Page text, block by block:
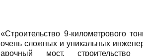
«Строительство 9-километрового
очень сложных и уникальных
арочный мост, строительство